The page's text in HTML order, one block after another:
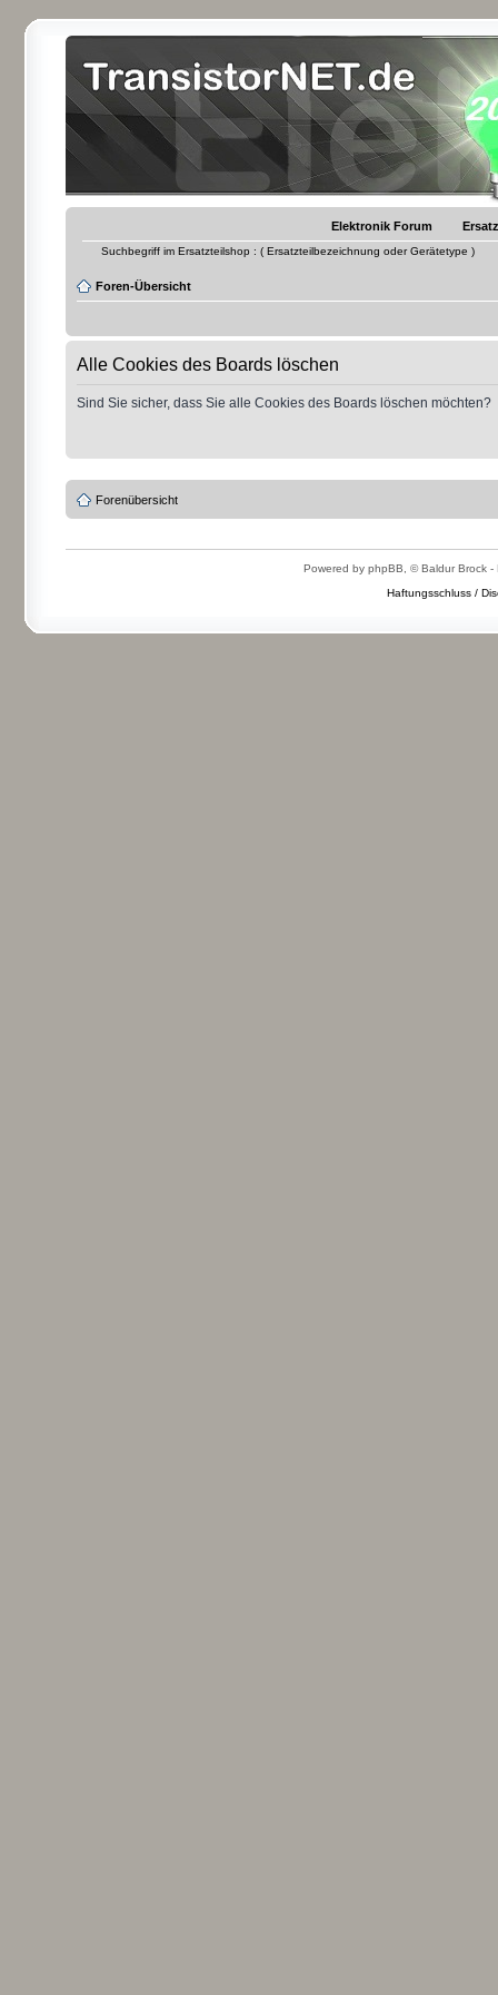
Elektronik Forum
Suchbegriff im Ersatzteilshop : ( Ersatzteilbezeichnung oder Gerätetype )
Foren-Übersicht
Alle Cookies des Boards löschen
Sind Sie sicher, dass Sie alle Cookies des Boards löschen möchten?
Forenübersicht
Powered by phpBB, © Baldur Brock -
Haftungsschluss /